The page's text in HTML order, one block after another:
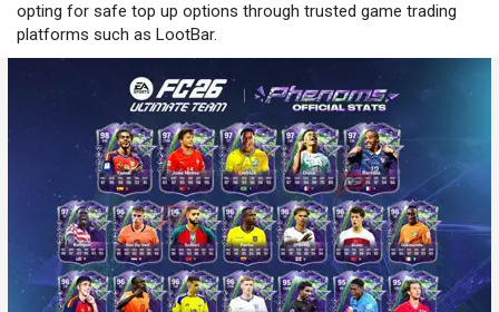
opting for safe top up options through trusted game trading
platforms such as LootBar.